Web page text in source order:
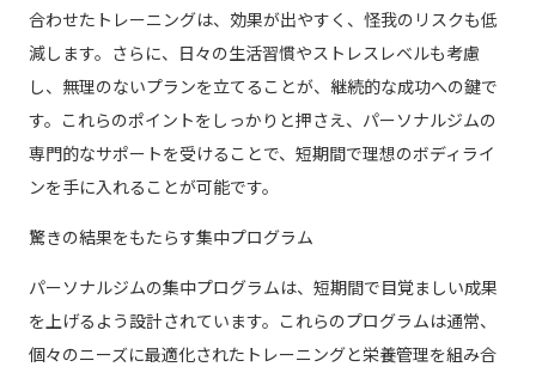
合わせたトレーニングは、効果が出やすく、怪我のリスクも低
減します。さらに、日々の生活習慣やストレスレベルも考慮
し、無理のないプランを立てることが、継続的な成功への鍵で
す。これらのポイントをしっかりと押さえ、パーソナルジムの
専門的なサポートを受けることで、短期間で理想のボディライ
ンを手に入れることが可能です。
驚きの結果をもたらす集中プログラム
パーソナルジムの集中プログラムは、短期間で目覚ましい成果
を上げるよう設計されています。これらのプログラムは通常、
個々のニーズに最適化されたトレーニングと栄養管理を組み合